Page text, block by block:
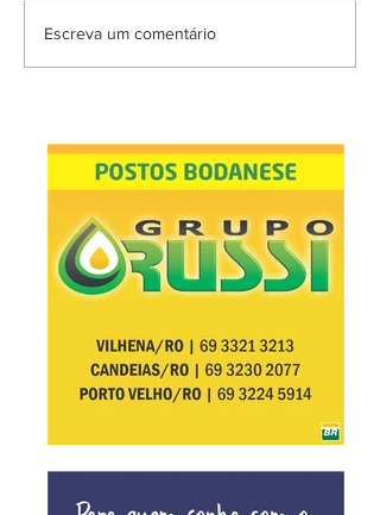
Escreva um comentário